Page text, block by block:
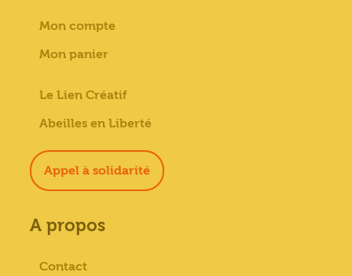
Mon compte
Mon panier
Le Lien Créatif
Abeilles en Liberté
Appel à solidarité
A propos
Contact